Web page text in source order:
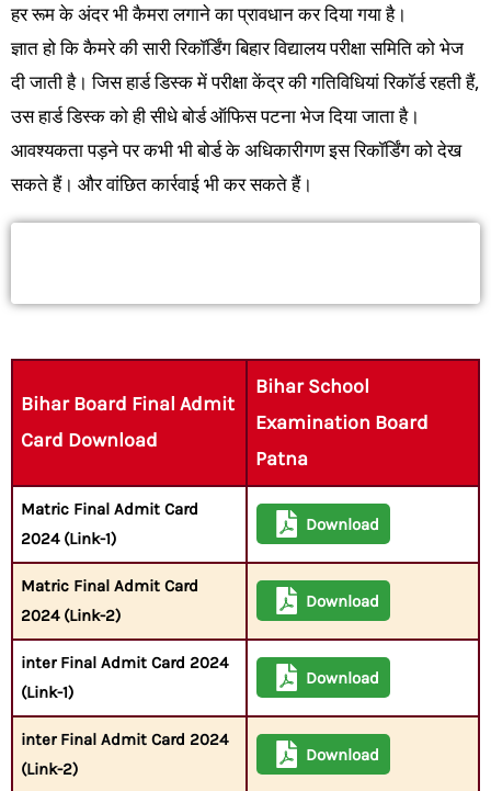
हर रूम के अंदर भी कैमरा लगाने का प्रावधान कर दिया गया है।
ज्ञात हो कि कैमरे की सारी रिकॉर्डिंग बिहार विद्यालय परीक्षा समिति को भेज
दी जाती है। जिस हार्ड डिस्क में परीक्षा केंद्र की गतिविधियां रिकॉर्ड रहती हैं,
उस हार्ड डिस्क को ही सीधे बोर्ड ऑफिस पटना भेज दिया जाता है।
आवश्यकता पड़ने पर कभी भी बोर्ड के अधिकारीगण इस रिकॉर्डिंग को देख
सकते हैं। और वांछित कार्रवाई भी कर सकते हैं।
Bihar Board Final Admit
Card Download
Bihar School
Examination Board
Patna
Matric Final Admit Card
2024 (Link-1)
Download
Matric Final Admit Card
2024 (Link-2)
Download
inter Final Admit Card 2024
(Link-1)
Download
inter Final Admit Card 2024
(Link-2)
Download